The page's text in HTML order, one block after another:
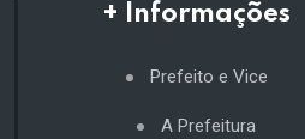
+ Informações
Prefeito e Vice
A Prefeitura